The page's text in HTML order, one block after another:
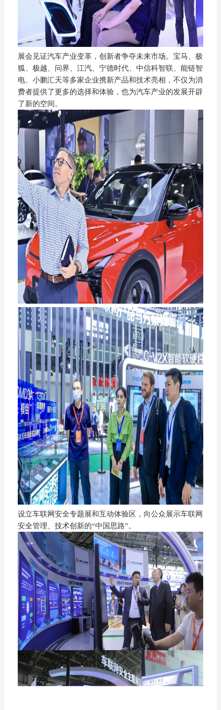
展会见证汽车产业变革，创新者争夺未来市场。宝马、极
狐、极越、问界、江汽、宁德时代、中信科智联、能链智
电、小鹏汇天等多家企业携新产品和技术亮相，不仅为消
费者提供了更多的选择和体验，也为汽车产业的发展开辟
了新的空间。
设立车联网安全专题展和互动体验区，向公众展示车联网
安全管理、技术创新的“中国思路”。